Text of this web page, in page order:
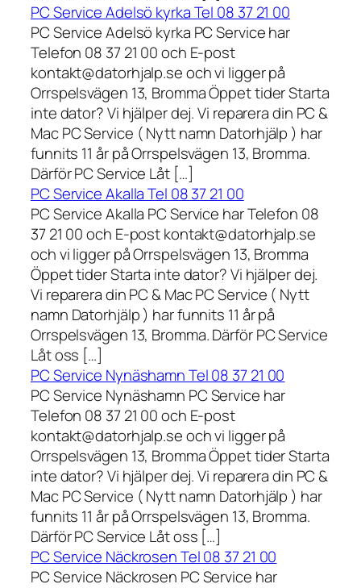
PC Service Adelsö kyrka Tel 08 37 21 00
PC Service Adelsö kyrka PC Service har
Telefon 08 37 21 00 och E-post
kontakt@datorhjalp.se och vi ligger på
Orrspelsvägen 13, Bromma Öppet tider Starta
inte dator? Vi hjälper dej. Vi reparera din PC &
Mac PC Service ( Nytt namn Datorhjälp ) har
funnits 11 år på Orrspelsvägen 13, Bromma.
Därför PC Service Låt […]
PC Service Akalla Tel 08 37 21 00
PC Service Akalla PC Service har Telefon 08
37 21 00 och E-post kontakt@datorhjalp.se
och vi ligger på Orrspelsvägen 13, Bromma
Öppet tider Starta inte dator? Vi hjälper dej.
Vi reparera din PC & Mac PC Service ( Nytt
namn Datorhjälp ) har funnits 11 år på
Orrspelsvägen 13, Bromma. Därför PC Service
Låt oss […]
PC Service Nynäshamn Tel 08 37 21 00
PC Service Nynäshamn PC Service har
Telefon 08 37 21 00 och E-post
kontakt@datorhjalp.se och vi ligger på
Orrspelsvägen 13, Bromma Öppet tider Starta
inte dator? Vi hjälper dej. Vi reparera din PC &
Mac PC Service ( Nytt namn Datorhjälp ) har
funnits 11 år på Orrspelsvägen 13, Bromma.
Därför PC Service Låt oss […]
PC Service Näckrosen Tel 08 37 21 00
PC Service Näckrosen PC Service har